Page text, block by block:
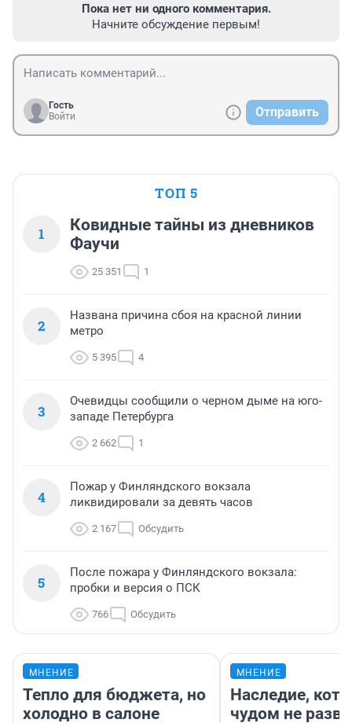
Пока нет ни одного комментария.
Начните обсуждение первым!
Гость
Войти
Отправить
ТОП 5
1
Ковидные тайны из дневников
Фаучи
25 351 1
2
Названа причина сбоя на красной линии
метро
5 395 4
3
Очевидцы сообщили о черном дыме на юго-
западе Петербурга
2 662 1
4
Пожар у Финляндского вокзала
ликвидировали за девять часов
2 167 Обсудить
5
После пожара у Финляндского вокзала:
пробки и версия о ПСК
766 Обсудить
МНЕНИЕ
Тепло для бюджета, но
холодно в салоне
МНЕНИЕ
Наследие,
чудом не